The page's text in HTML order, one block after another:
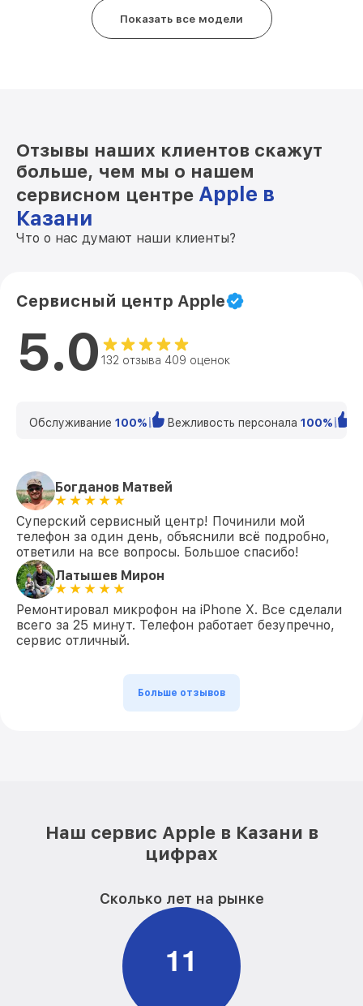
Замена контроллера питания iPhone 5s
Показать все модели
Отзывы наших клиентов скажут
больше, чем мы о нашем
сервисном центре Apple в
Казани
Что о нас думают наши клиенты?
Сервисный центр Apple
5.0 132 отзыва 409 оценок
Обслуживание 100% Вежливость персонала 100%
Богданов Матвей
Суперский сервисный центр! Починили мой
телефон за один день, объяснили всё подробно,
ответили на все вопросы. Большое спасибо!
Латышев Мирон
Ремонтировал микрофон на iPhone X. Все сделали
всего за 25 минут. Телефон работает безупречно,
сервис отличный.
Больше отзывов
Наш сервис Apple в Казани в
цифрах
Сколько лет на рынке
11